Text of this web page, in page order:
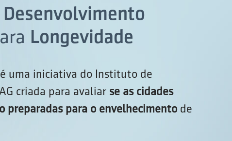
Desenvolvimento
Longevidade
uma iniciativa do Instituto de
criada para avaliar se as cidades
preparadas para o envelhecimento de